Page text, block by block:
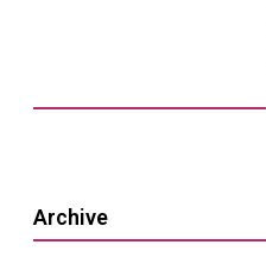
Archive